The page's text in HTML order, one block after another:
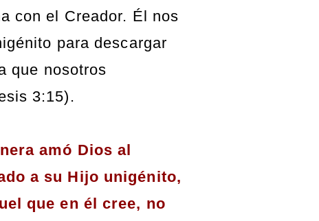
con el Creador. Él nos
para descargar
que nosotros
3:15).
amó Dios al
a su Hijo unigénito,
que en él cree, no